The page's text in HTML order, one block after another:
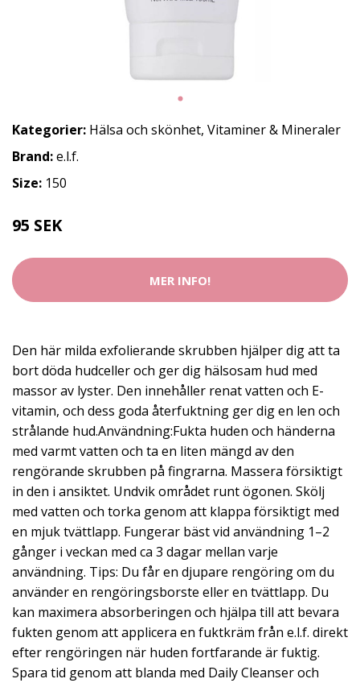
Kategorier: Hälsa och skönhet, Vitaminer & Mineraler
Brand:e.l.f.
Size: 150
95 SEK
MER INFO!
Den här milda exfolierande skrubben hjälper dig att ta
bort döda hudceller och ger dig hälsosam hud med
massor av lyster. Den innehåller renat vatten och E-
vitamin, och dess goda återfuktning ger dig en len och
strålande hud.Användning:Fukta huden och händerna
med varmt vatten och ta en liten mängd av den
rengörande skrubben på fingrarna. Massera försiktigt
in den i ansiktet. Undvik området runt ögonen. Skölj
med vatten och torka genom att klappa försiktigt med
en mjuk tvättlapp. Fungerar bäst vid användning 1–2
gånger i veckan med ca 3 dagar mellan varje
användning. Tips: Du får en djupare rengöring om du
använder en rengöringsborste eller en tvättlapp. Du
kan maximera absorberingen och hjälpa till att bevara
fukten genom att applicera en fuktkräm från e.l.f. direkt
efter rengöringen när huden fortfarande är fuktig.
Spara tid genom att blanda med Daily Cleanser och